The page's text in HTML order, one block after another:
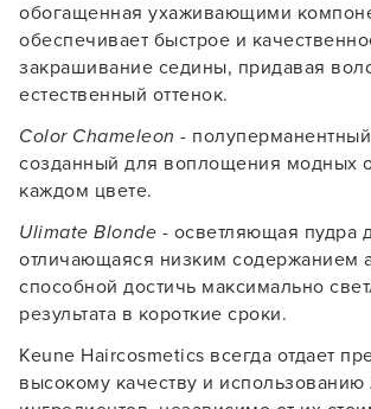
обогащенная ухаживающими
обеспечивает быстрое и
закрашивание седины, придавая
естественный оттенок.
Color Chameleon -
созданный для воплощения модных
каждом цвете.
Ulimate Blonde - осветляющая пудра
отличающаяся низким содержанием
способной достичь максимально
результата в короткие сроки.
Keune Haircosmetics всегда отдает
высокому качеству и